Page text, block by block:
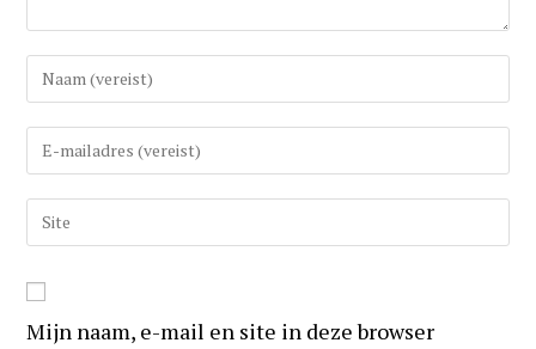
Vul
uw
(gebruikers)naam
om
Vul
uw
e-
mail
om
te
Vul
uw
URL
in
Mijn naam, e-mail en site in deze browser